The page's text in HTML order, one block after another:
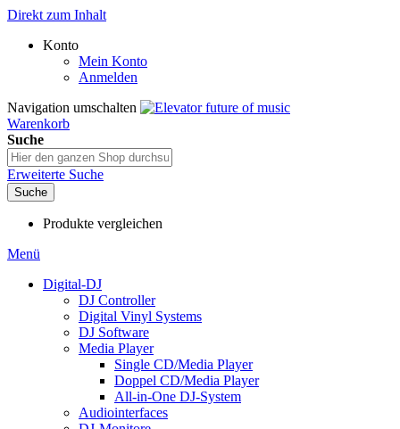
Direkt zum Inhalt
Konto
Mein Konto
Anmelden
Navigation umschalten
Warenkorb
Suche
Erweiterte Suche
Suche
Produkte vergleichen
Menü
Digital-DJ
DJ Controller
Digital Vinyl Systems
DJ Software
Media Player
Single CD/Media Player
Doppel CD/Media Player
All-in-One DJ-System
Audiointerfaces